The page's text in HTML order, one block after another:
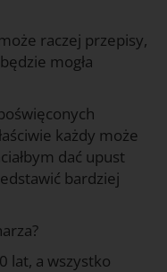
raczej przepisy,
mogła
każdy może
dać upust
bardziej
lat, a wszystko